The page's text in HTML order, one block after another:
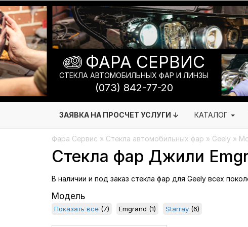
Фара Сервис » Стекла автомобильных фар » Geely »
Стекла фар Джили
В наличии и под заказ стекла фар для Geely всех
Модель
Показать все (7) Emgrand (1) Starray (6)
ФАРА СЕРВИС
СТЕКЛА АВТОМОБИЛЬНЫХ ФАР И ЛИНЗЫ
(073) 842-77-20
ЗАЯВКА НА ПРОСЧЕТ УСЛУГИ ↓ КАТАЛОГ